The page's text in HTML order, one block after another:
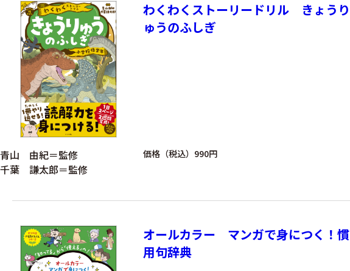
わくわくストーリードリル きょうり
ゅうのふしぎ
青山 由紀＝監修
千葉 謙太郎＝監修
価格（税込）990円
オールカラー マンガで身につく！慣
用句辞典